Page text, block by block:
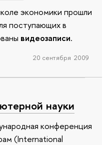
экономики прошли
поступающих в
видеозаписи.
20 сентября 2009
науки
конференция
(International